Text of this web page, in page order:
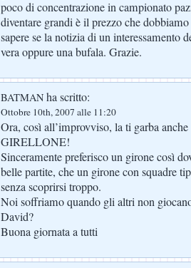
poco di concentrazione in campionato
diventare grandi è il prezzo che
sapere se la notizia di un
vera oppure una bufala. Grazie.
BATMAN ha scritto:
Ottobre 10th, 2007 alle 11:20
Ora, così all’improvviso, la ti garba
GIRELLONE!
Sinceramente preferisco un girone così
belle partite, che un girone con squadre
senza scoprirsi troppo.
Noi soffriamo quando gli altri non
David?
Buona giornata a tutti